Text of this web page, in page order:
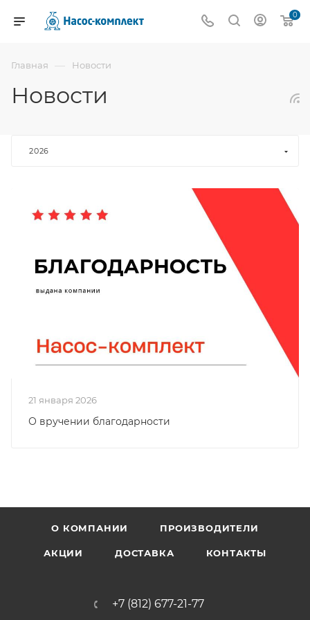
0
Главная — Новости
Новости
2026
21 января 2026
О вручении благодарности
О КОМПАНИИ ПРОИЗВОДИТЕЛИ
АКЦИИ ДОСТАВКА КОНТАКТЫ
+7 (812) 677-21-77